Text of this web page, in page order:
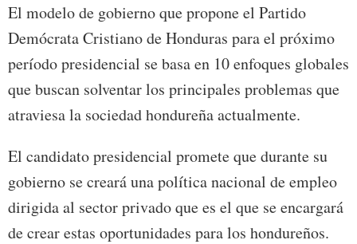
El modelo de gobierno que propone el Partido
Demócrata Cristiano de Honduras para el próximo
período presidencial se basa en 10 enfoques globales
que buscan solventar los principales problemas que
atraviesa la sociedad hondureña actualmente.
El candidato presidencial promete que durante su
gobierno se creará una política nacional de empleo
dirigida al sector privado que es el que se encargará
de crear estas oportunidades para los hondureños.